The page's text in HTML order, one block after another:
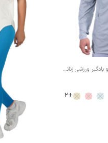
ورزشی زنانه , کاپشن و بادگیر ورزشی مردانه
+2